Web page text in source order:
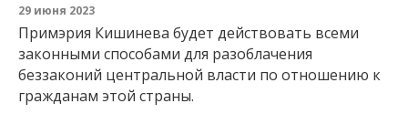
29 июня 2023
Примэрия Кишинева будет действовать всеми
законными способами для разоблачения
беззаконий центральной власти по отношению к
гражданам этой страны.